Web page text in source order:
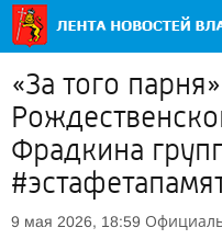
«За того
Фрадкина
9 мая 2026, 18:59